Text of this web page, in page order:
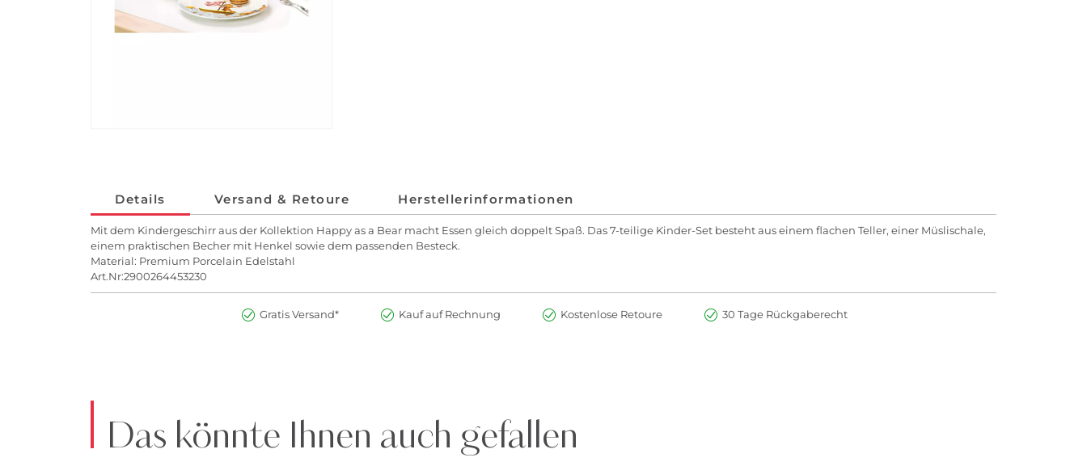
Details Versand & Retoure Herstellerinformationen
Mit dem Kindergeschirr aus der Kollektion Happy as a Bear macht Essen gleich doppelt Spaß. Das 7-teilige Kinder-Set besteht aus einem flachen Teller, einer Müslischale,
einem praktischen Becher mit Henkel sowie dem passenden Besteck.
Material: Premium Porcelain Edelstahl
Art.Nr:2900264453230
Gratis Versand* Kauf auf Rechnung Kostenlose Retoure 30 Tage Rückgaberecht
Das könnte Ihnen auch gefallen